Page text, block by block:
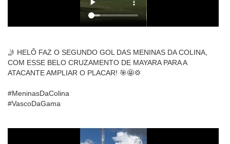
🤳 HELÔ FAZ O SEGUNDO GOL DAS MENINAS DA COLINA,
COM ESSE BELO CRUZAMENTO DE MAYARA PARA A
ATACANTE AMPLIAR O PLACAR! 🎯🤩💢
#MeninasDaColina
#VascoDaGama